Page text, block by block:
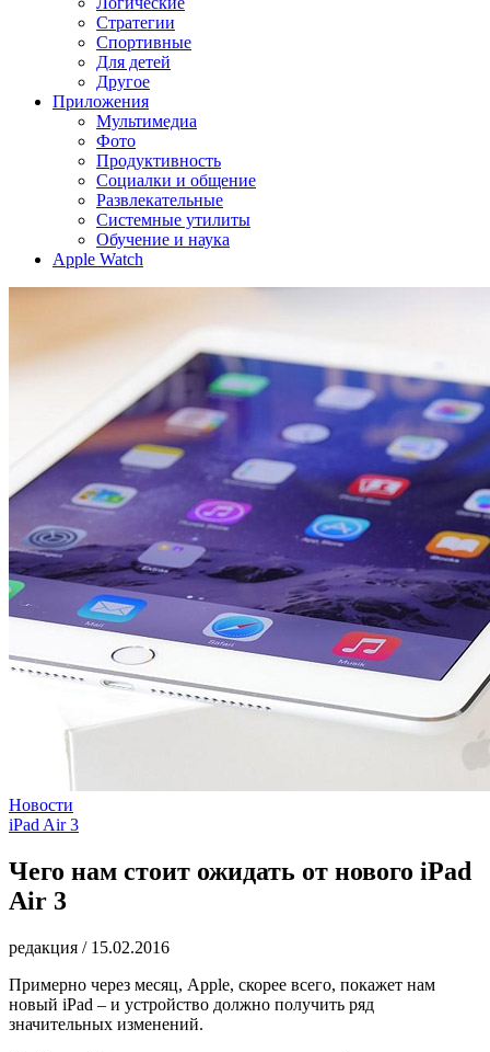
Стратегии
Спортивные
Для детей
Другое
Приложения
Мультимедиа
Фото
Продуктивность
Социалки и общение
Развлекательные
Системные утилиты
Обучение и наука
Apple Watch
Новости
iPad Air 3
Чего нам стоит ожидать от нового iPad
Air 3
редакция / 15.02.2016
Примерно через месяц, Apple, скорее всего, покажет нам
новый iPad – и устройство должно получить ряд
значительных изменений.